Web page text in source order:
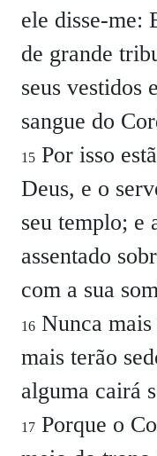
ele disse-me:
de grande
seus vestidos
sangue do
15 Por isso
Deus, e o
seu templo; e
assentado
com a sua
16 Nunca
mais terão
alguma cairá
17 Porque o